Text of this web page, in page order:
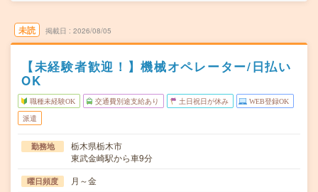
未読 掲載日 2026/08/05
【未経験者歓迎！】機械オペレーター/日払い
OK
職種未経験OK 交通費別途支給あり 土日祝日が休み WEB登録OK
派遣
勤務地
栃木県栃木市
東武金崎駅から車9分
曜日頻度 月～金